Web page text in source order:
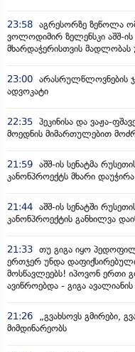
23:58 აგრესორზე ზეწოლა
ვოლოდიმირ ზელენსკი აშშ-ის
მხარდაჭერისთვის მადლობას
23:00 არასრულწლოვნების
ადვოკატი
22:35 პეკინისა და ვაჟა-
მოედნის მიმართულებით
21:59 აშშ-ის სენატმა
კანონპროექტს მხარი დაუჭირა
21:44 აშშ-ის სენატში
კანონპროექტის განხილვა
21:33 თუ გიგა იყო
ერთჯერ უნდა
მოსწავლეებს! იპოვონ ერთი
ავიწროებდა - გიგა
21:26
„გვახსოვს გმირები,
მიმდინარეობს